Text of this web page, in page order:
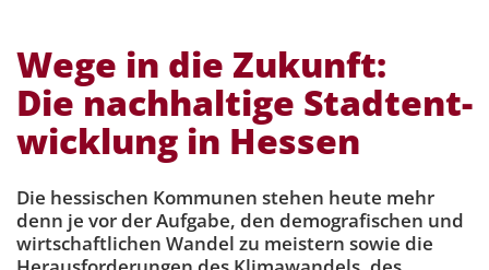
Wege in die Zukunft:
Die nachhaltige Stadt­ent­
wicklung in Hessen
Die hessischen Kommunen stehen heute mehr
denn je vor der Aufgabe, den demografischen und
wirtschaftlichen Wandel zu meistern sowie die